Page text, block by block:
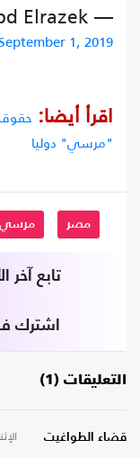
Elrazek
1, 2019
اقرأ أيضا:
"مرسي" دوليا
مصر مرسي
تابع آخر
اشترك
التعليقات (1)
قضاء الطواغيت